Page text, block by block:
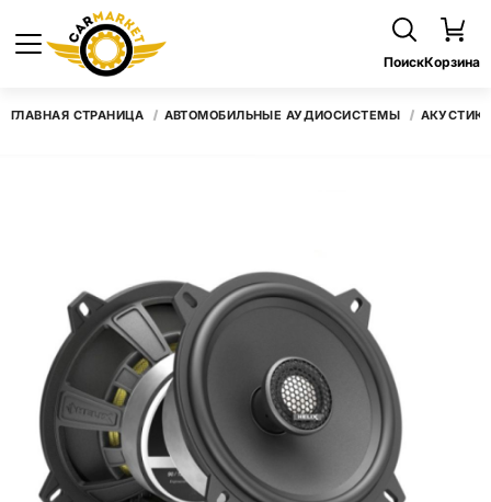
ПоискКорзина
ГЛАВНАЯ СТРАНИЦА АВТОМОБИЛЬНЫЕ АУДИОСИСТЕМЫ